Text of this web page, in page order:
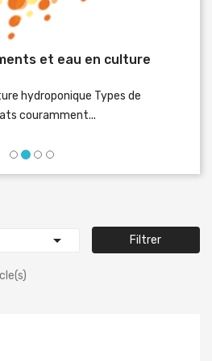
et eau en culture
hydroponique Types de
couramment...
 Filtrer